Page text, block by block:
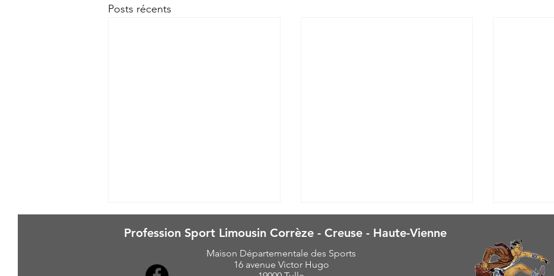
Posts récents
Profession Sport Limousin Corrèze - Creuse - Haute-Vienne
Maison Départementale des Sports
16 avenue Victor Hugo